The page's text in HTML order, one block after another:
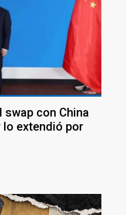
swap con China
lo extendió por